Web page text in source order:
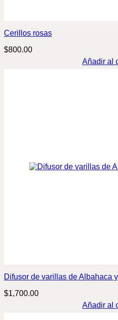
Cerillos rosas
$800.00
Añadir al
Difusor de varillas de Albahaca
$1,700.00
Añadir al